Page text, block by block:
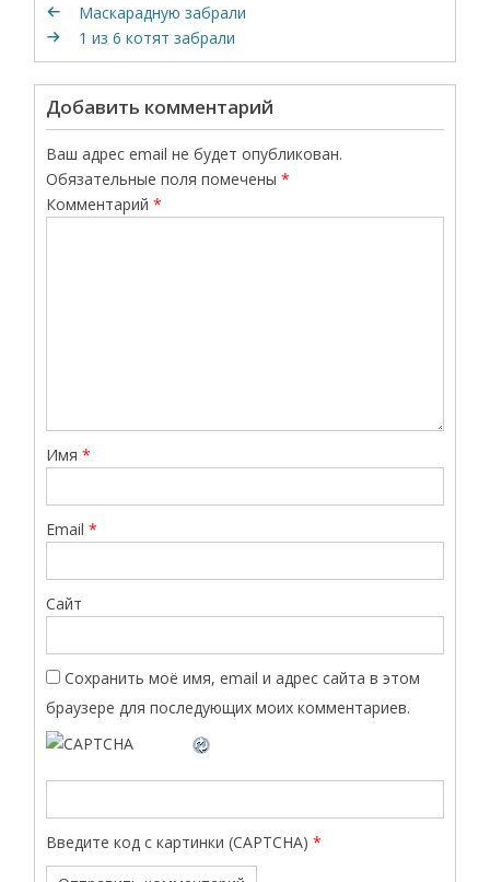
Маскарадную забрали
1 из 6 котят забрали
Добавить комментарий
Ваш адрес email не будет опубликован.
Обязательные поля помечены*
Комментарий*
Имя*
Email*
Сайт
Сохранить моё имя, email и адрес сайта в этом
браузере для последующих моих комментариев.
Введите код с картинки (CAPTCHA) *